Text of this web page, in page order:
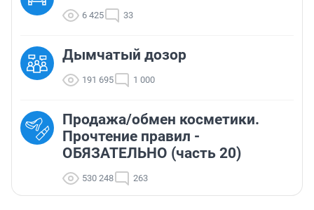
6 425 33
Дымчатый дозор
191 695 1 000
Продажа/обмен косметики.
Прочтение правил -
ОБЯЗАТЕЛЬНО (часть 20)
530 248 263